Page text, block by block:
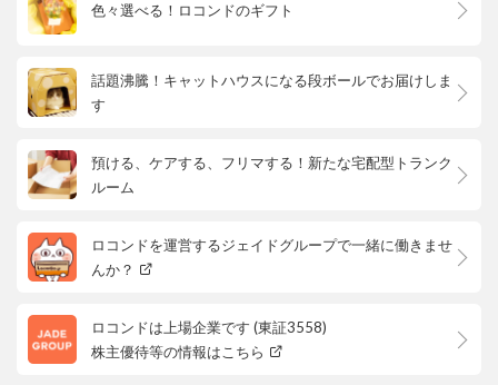
色々選べる！ロコンドのギフト
話題沸騰！キャットハウスになる段ボールでお届けしま
す
預ける、ケアする、フリマする！新たな宅配型トランク
ルーム
ロコンドを運営するジェイドグループで一緒に働きませ
んか？
ロコンドは上場企業です (東証3558)
株主優待等の情報はこちら